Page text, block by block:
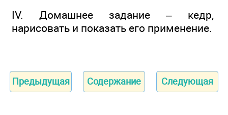
IV. Домашнее задание – кедр,
нарисовать и показать его применение.
Предыдущая Содержание Следующая